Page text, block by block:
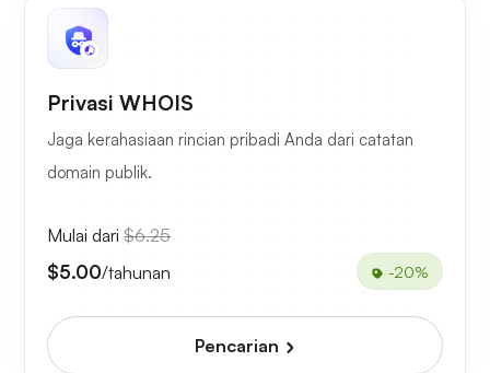
Privasi WHOIS
Jaga kerahasiaan rincian pribadi Anda dari catatan
domain publik.
Mulai dari $6.25
$5.00/tahunan -20%
Pencarian